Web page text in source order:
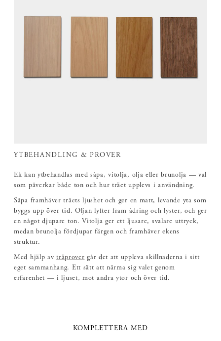
YTBEHANDLING & PROVER
Ek kan ytbehandlas med såpa, vitolja, olja eller brunolja — val
som påverkar både ton och hur träet upplevs i användning.
Såpa framhäver träets ljushet och ger en matt, levande yta som
byggs upp över tid. Oljan lyfter fram ådring och lyster, och ger
en något djupare ton. Vitolja ger ett ljusare, svalare uttryck,
medan brunolja fördjupar färgen och framhäver ekens
struktur.
Med hjälp avträprover går det att uppleva skillnaderna i sitt
eget sammanhang. Ett sätt att närma sig valet genom
erfarenhet — i ljuset, mot andra ytor och över tid.
KOMPLETTERA MED